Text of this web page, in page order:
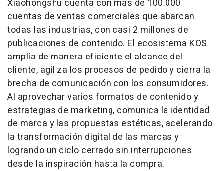
Xiaohongshu cuenta con más de 100.000
cuentas de ventas comerciales que abarcan
todas las industrias, con casi 2 millones de
publicaciones de contenido. El ecosistema KOS
amplía de manera eficiente el alcance del
cliente, agiliza los procesos de pedido y cierra la
brecha de comunicación con los consumidores.
Al aprovechar varios formatos de contenido y
estrategias de marketing, comunica la identidad
de marca y las propuestas estéticas, acelerando
la transformación digital de las marcas y
logrando un ciclo cerrado sin interrupciones
desde la inspiración hasta la compra.